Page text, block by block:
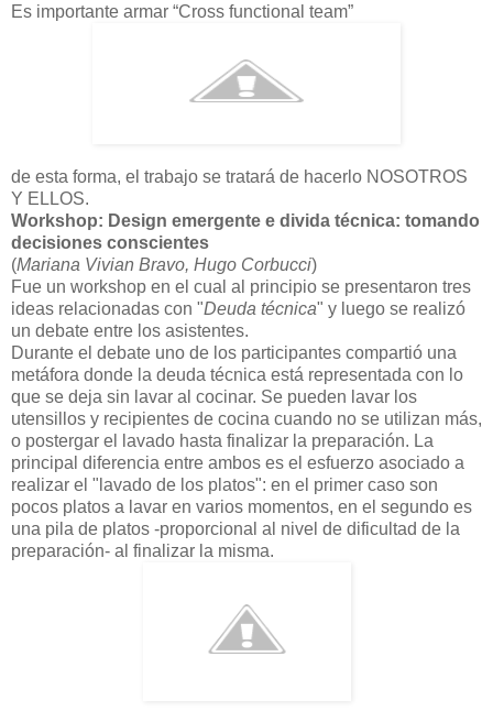
Es importante armar “Cross functional team”
de esta forma, el trabajo se tratará de hacerlo NOSOTROS
Y ELLOS.
Workshop: Design emergente e divida técnica: tomando
decisiones conscientes
(Mariana Vivian Bravo, Hugo Corbucci)
Fue un workshop en el cual al principio se presentaron tres
ideas relacionadas con "Deuda técnica" y luego se realizó
un debate entre los asistentes.
Durante el debate uno de los participantes compartió una
metáfora donde la deuda técnica está representada con lo
que se deja sin lavar al cocinar. Se pueden lavar los
utensillos y recipientes de cocina cuando no se utilizan más,
o postergar el lavado hasta finalizar la preparación. La
principal diferencia entre ambos es el esfuerzo asociado a
realizar el "lavado de los platos": en el primer caso son
pocos platos a lavar en varios momentos, en el segundo es
una pila de platos -proporcional al nivel de dificultad de la
preparación- al finalizar la misma.